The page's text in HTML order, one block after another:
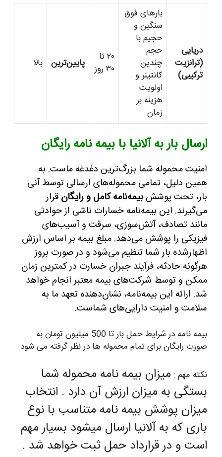
دریایی
(ترانزیت
ترکیبی)
بارهای فوق
سنگین و
حجیم با
حجم
چندین
کانتینر و
اولویت
هزینه بر
زمان
۲۰ تا
۳۰ روز
پایین‌ترین بالا
ارسال بار به آلانیا با بیمه نامه رایگان
امنیت محموله شما بزرگ‌ترین دغدغه ماست. به
همین دلیل، تمامی محموله‌های ارسالی توسط آنی
بار، تحت پوشش بیمه‌نامه کامل و رایگان قرار
می‌گیرند. این بیمه‌نامه خسارات ناشی از حوادثی
مانند تصادف، آتش‌سوزی، سرقت و آسیب‌های
فیزیکی را پوشش می‌دهد. مبلغ بیمه بر اساس ارزش
اظهارشده بار شما تنظیم می‌شود و در صورت بروز
هرگونه حادثه، فرآیند جبران خسارت در کمترین زمان
ممکن و توسط شرکت‌های بیمه معتبر انجام خواهد
شد. ارائه این بیمه‌نامه، نشان‌دهنده تعهد ما به
سلامت و امنیت دارایی‌های شماست.
بیمه نامه در شرایط حمل بار تا 500 میلیون تومان به
صورت رایگان برای تمام محموله ها در نظر گرفته می شود.
نکته مهم : میزان بیمه نامه محموله شما
بستگی به میزان ارزش آن دارد . انتخاب
میزان پوشش بیمه نامه متناسب با نوع
باری که به آلانیا ارسال میشود بسیار مهم
است و در قرارداد حمل ثبت خواهد شد .